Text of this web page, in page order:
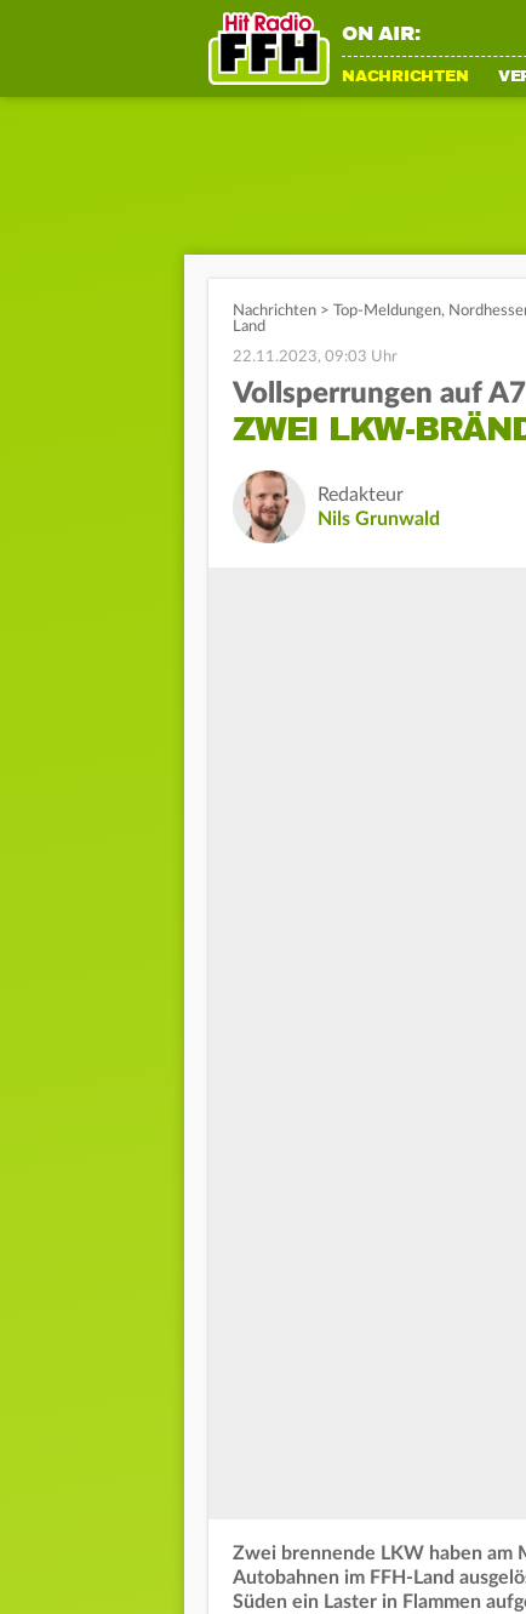
ON AIR:
NACHRICHTEN
Nachrichten > Top-Meldungen,
Land
22.11.2023, 09:03 Uhr
Vollsperrungen auf
ZWEI LKW-
Redakteur
Nils Grunwald
Zwei brennende LKW haben am
Autobahnen im FFH-Land
Süden ein Laster in Flammen